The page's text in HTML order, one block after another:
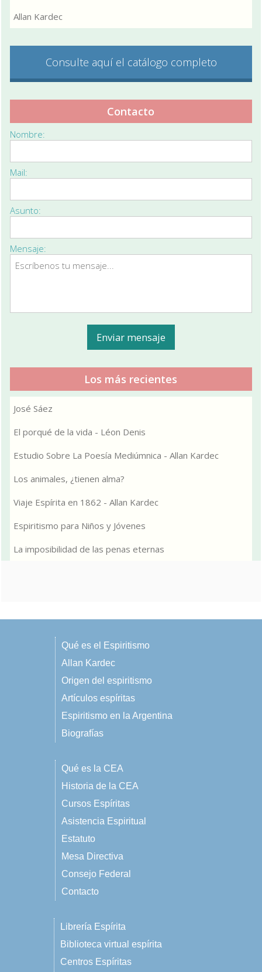
Allan Kardec
Consulte aquí el catálogo completo
Contacto
Nombre:
Mail:
Asunto:
Mensaje:
Los más recientes
José Sáez
El porqué de la vida - Léon Denis
Estudio Sobre La Poesía Mediúmnica - Allan Kardec
Los animales, ¿tienen alma?
Viaje Espírita en 1862 - Allan Kardec
Espiritismo para Niños y Jóvenes
La imposibilidad de las penas eternas
Qué es el Espiritismo
Allan Kardec
Origen del espiritismo
Artículos espíritas
Espiritismo en la Argentina
Biografías
Qué es la CEA
Historia de la CEA
Cursos Espíritas
Asistencia Espiritual
Estatuto
Mesa Directiva
Consejo Federal
Contacto
Librería Espírita
Biblioteca virtual espírita
Centros Espíritas